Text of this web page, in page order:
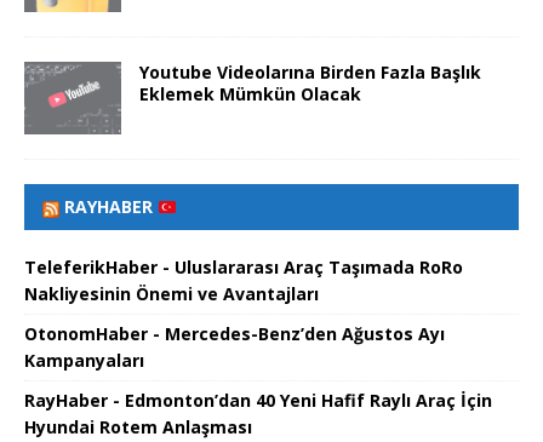
Youtube Videolarına Birden Fazla Başlık
Eklemek Mümkün Olacak
RAYHABER
TeleferikHaber - Uluslararası Araç Taşımada RoRo
Nakliyesinin Önemi ve Avantajları
OtonomHaber - Mercedes-Benz’den Ağustos Ayı
Kampanyaları
RayHaber - Edmonton’dan 40 Yeni Hafif Raylı Araç İçin
Hyundai Rotem Anlaşması